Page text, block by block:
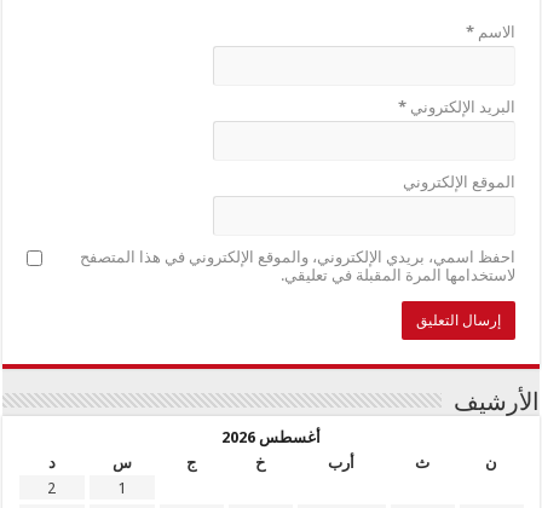
الاسم*
البريد الإلكتروني*
الموقع الإلكتروني
احفظ اسمي، بريدي الإلكتروني، والموقع الإلكتروني في هذا المتصفح
لاستخدامها المرة المقبلة في تعليقي.
الأرشيف
أغسطس 2026
ن
ث أرب خ ج س
د
1
2